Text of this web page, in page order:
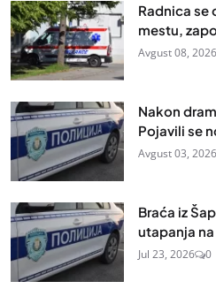
Radnica se
mestu,
Avgust 08, 2026
Nakon
Pojavili se
Avgust 03, 2026
Braća iz
utapanja na
Jul 23, 2026 0